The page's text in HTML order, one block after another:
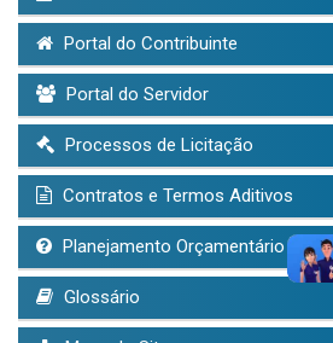
Portal do Contribuinte
Portal do Servidor
Processos de Licitação
Contratos e Termos Aditivos
Planejamento Orçamentário (LDO,
Glossário